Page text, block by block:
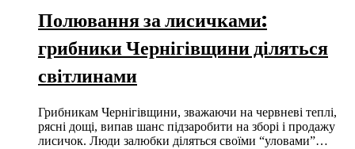
Полювання за лисичками:
грибники Чернігівщини діляться
світлинами
Грибникам Чернігівщини, зважаючи на червневі теплі,
рясні дощі, випав шанс підзаробити на зборі і продажу
лисичок. Люди залюбки діляться своїми “уловами”…